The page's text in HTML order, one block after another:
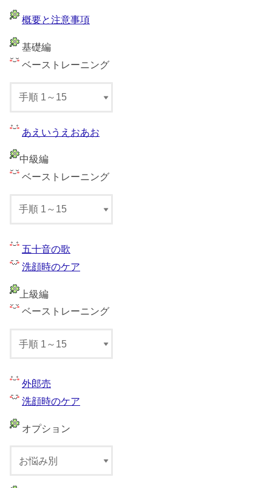
概要と注意事項
基礎編
ベーストレーニング
あえいうえおあお
中級編
ベーストレーニング
五十音の歌
洗顔時のケア
上級編
ベーストレーニング
外郎売
洗顔時のケア
オプション